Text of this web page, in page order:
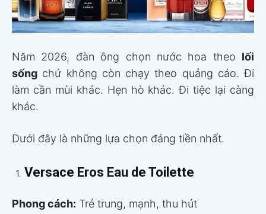
Năm 2026, đàn ông chọn nước hoa theo lối
sống chứ không còn chạy theo quảng cáo. Đi
làm cần mùi khác. Hẹn hò khác. Đi tiệc lại càng
khác.
Dưới đây là những lựa chọn đáng tiền nhất.
Versace Eros Eau de Toilette
Phong cách: Trẻ trung, mạnh, thu hút